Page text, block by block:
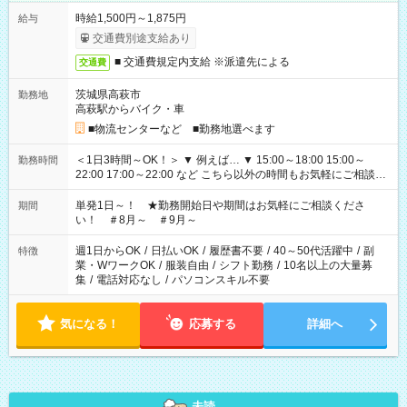
給与
時給1,500円～1,875円
交通費別途支給あり
交通費 ■ 交通費規定内支給 ※派遣先による
勤務地
茨城県高萩市
高萩駅からバイク・車
■物流センターなど ■勤務地選べます
勤務時間
＜1日3時間～OK！＞ ▼ 例えば… ▼ 15:00～18:00 15:00～
22:00 17:00～22:00 など こちら以外の時間もお気軽にご相談く
ださい！
期間
単発1日～！ ★勤務開始日や期間はお気軽にご相談くださ
い！ ＃8月～ ＃9月～
特徴 週1日からOK / 日払いOK / 履歴書不要 / 40～50代活躍中 / 副
業・WワークOK / 服装自由 / シフト勤務 / 10名以上の大量募
集 / 電話対応なし / パソコンスキル不要
気になる！ 応募する 詳細へ